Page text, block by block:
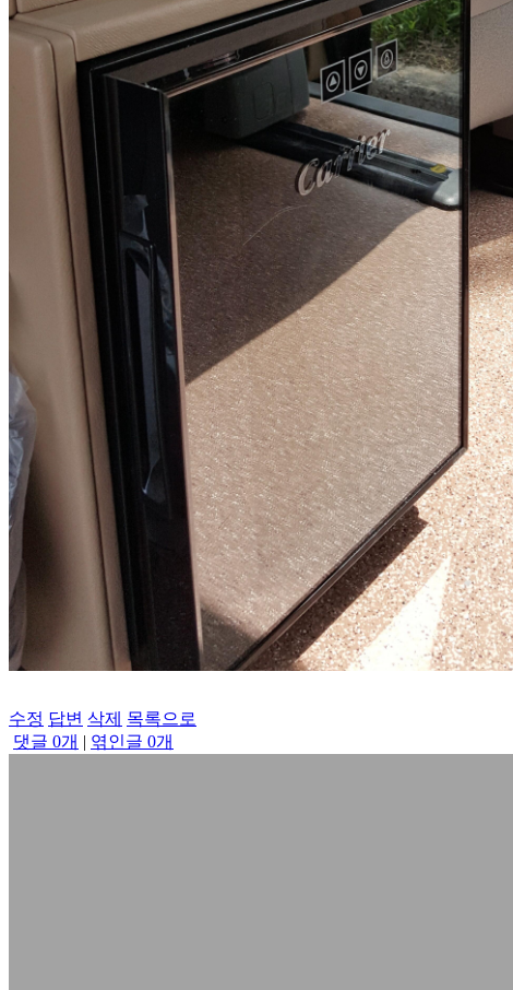
수정 답변 삭제 목록으로
댓글 0개 | 엮인글 0개